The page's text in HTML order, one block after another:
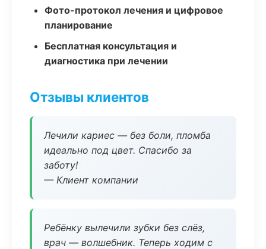
Фото-протокол лечения и цифровое
планирование
Бесплатная консультация и
диагностика при лечении
Отзывы клиентов
Лечили кариес — без боли, пломба
идеально под цвет. Спасибо за
заботу!
— Клиент компании
Ребёнку вылечили зубки без слёз,
врач — волшебник. Теперь ходим с